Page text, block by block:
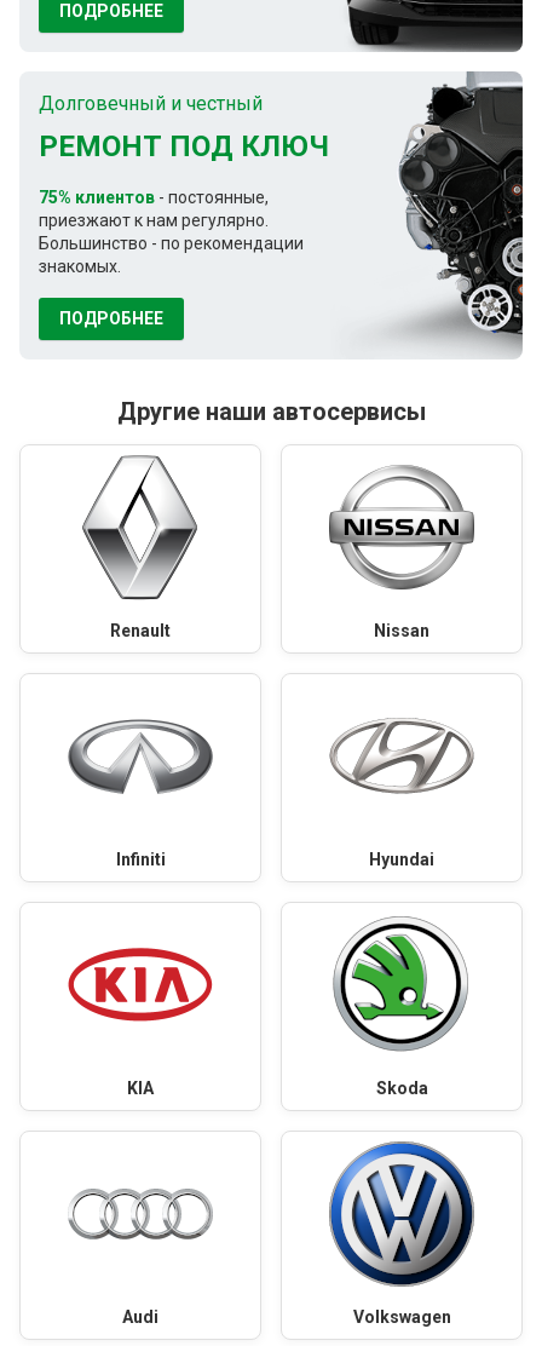
ПОДРОБНЕЕ
Долговечный и честный
РЕМОНТ ПОД КЛЮЧ
75% клиентов - постоянные,
приезжают к нам регулярно.
Большинство - по рекомендации
знакомых.
ПОДРОБНЕЕ
Другие наши автосервисы
Renault Nissan
Infiniti Hyundai
KIA Skoda
Audi Volkswagen